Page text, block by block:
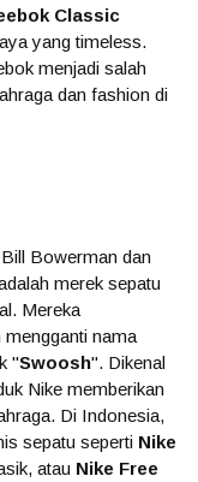
Classic
yang timeless.
menjadi salah
dan fashion di
Bowerman dan
merek sepatu
Mereka
nama
"Swoosh". Dikenal
Nike memberikan
Di Indonesia,
sepatu seperti Nike
atau Nike Free